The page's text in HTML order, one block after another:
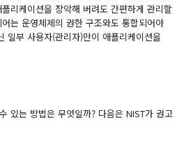
리케이션을 장악해 버려도 간편하게 관리할
는 운영체제의 권한 구조와도 통합되어야
일부 사용자(관리자)만이 애플리케이션을
있는 방법은 무엇일까? 다음은 NIST가 권고